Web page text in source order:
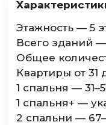
Этажность — 5
Всего зданий
Общее
Квартиры от 31
1 спальня —
1 спальня+ —
2 спальни —